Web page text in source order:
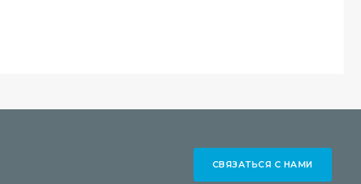
СВЯЗАТЬСЯ С НАМИ